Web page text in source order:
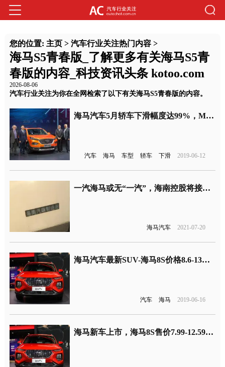
您的位置: 主页> 汽车行业关注热门内容>
海马S5青春版_了解更多有关海马S5青
春版的内容_科技资讯头条 kotoo.com
2026-08-06
汽车行业关注为你在全网检索了以下有关海马S5青春版的内容。
海马汽车5月轿车下滑幅度达99%，MPV车型仅售13辆
汽车 海马 车型 轿车 下滑 2019-06-12
一汽海马或无“一汽”，海南控股将接手一汽海马股权
海马汽车 2021-07-20
海马汽车最新SUV-海马8S价格8.6-13万元，全系搭载1.6T发动机7月上市
汽车 海马 2019-06-16
海马新车上市，海马8S售价7.99-12.59万元